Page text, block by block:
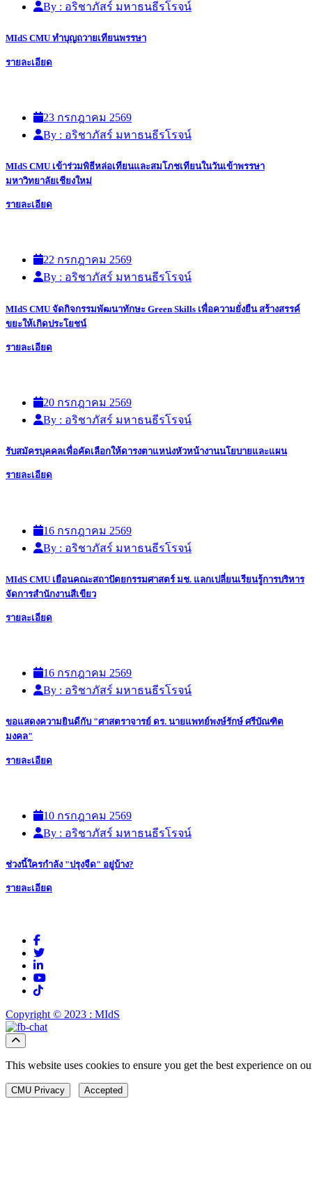
By : อริชาภัสร์ มหาธนธีรโรจน์
MIdS CMU ทำบุญถวายเทียนพรรษา
รายละเอียด
23 กรกฎาคม 2569
By : อริชาภัสร์ มหาธนธีรโรจน์
MIdS CMU เข้าร่วมพิธีหล่อเทียนและสมโภชเทียนในวันเข้าพรรษา
มหาวิทยาลัยเชียงใหม่
รายละเอียด
22 กรกฎาคม 2569
By : อริชาภัสร์ มหาธนธีรโรจน์
MIdS CMU จัดกิจกรรมพัฒนาทักษะ Green Skills เพื่อความยั่งยืน สร้างสรรค์
ขยะให้เกิดประโยชน์
รายละเอียด
20 กรกฎาคม 2569
By : อริชาภัสร์ มหาธนธีรโรจน์
รับสมัครบุคคลเพื่อคัดเลือกให้ดารงตาแหน่งหัวหน้างานนโยบายและแผน
รายละเอียด
16 กรกฎาคม 2569
By : อริชาภัสร์ มหาธนธีรโรจน์
MIdS CMU เยือนคณะสถาปัตยกรรมศาสตร์ มช. แลกเปลี่ยนเรียนรู้การบริหาร
จัดการสำนักงานสีเขียว
รายละเอียด
16 กรกฎาคม 2569
By : อริชาภัสร์ มหาธนธีรโรจน์
ขอแสดงความยินดีกับ "ศาสตราจารย์ ดร. นายแพทย์พงษ์รักษ์ ศรีบัณฑิต
มงคล"
รายละเอียด
10 กรกฎาคม 2569
By : อริชาภัสร์ มหาธนธีรโรจน์
ช่วงนี้ใครกำลัง "ปรุงจืด" อยู่บ้าง?
รายละเอียด
Copyright © 2023 : MIdS
This website uses cookies to ensure you get the best experience on
CMU Privacy Accepted